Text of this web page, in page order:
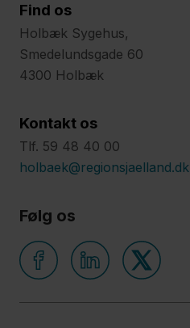
Find os
Holbæk Sygehus,
Smedelundsgade 60
4300 Holbæk
Kontakt os
Tlf. 59 48 40 00
holbaek@regionsjaelland.dk
Følg os